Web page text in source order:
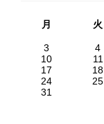
月 火
3
4
10
11
17
18
24
25
31